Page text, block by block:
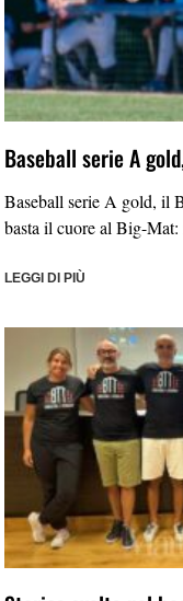
Baseball serie A
Baseball serie A gold, il
basta il cuore al Big-
LEGGI DI PIÙ